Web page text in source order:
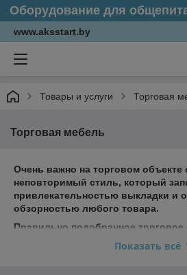
Оборудование для
www.aksstart.by
Товары и услуги Торговая
Торговая мебель
Очень важно на торговом объекте
неповторимый стиль, который
привлекательностью выкладки и
обзорностью любого товара.
Правильно подобранное
обеспечит Вам больший приток
поддерживать качество
Показать всё